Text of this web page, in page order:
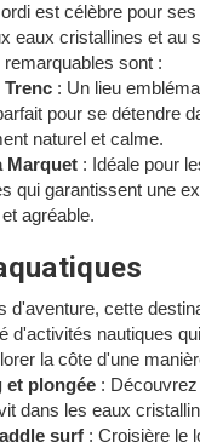
est célèbre pour ses
eaux cristallines et au
sont :
Trenc : Un lieu
pour se détendre
naturel et calme.
Marquet : Idéale pour
qui garantissent une
agréable.
d'aventure, cette
d'activités nautiques
la côte d'une
et plongée :
dans les eaux
surf : Croisière le